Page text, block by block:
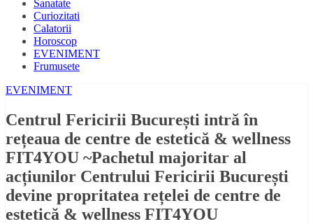
Sanatate
Curiozitati
Calatorii
Horoscop
EVENIMENT
Frumusete
EVENIMENT
Centrul Fericirii București intră în
rețeaua de centre de estetică & wellness
FIT4YOU ~Pachetul majoritar al
acțiunilor Centrului Fericirii București
devine propritatea rețelei de centre de
estetică & wellness FIT4YOU